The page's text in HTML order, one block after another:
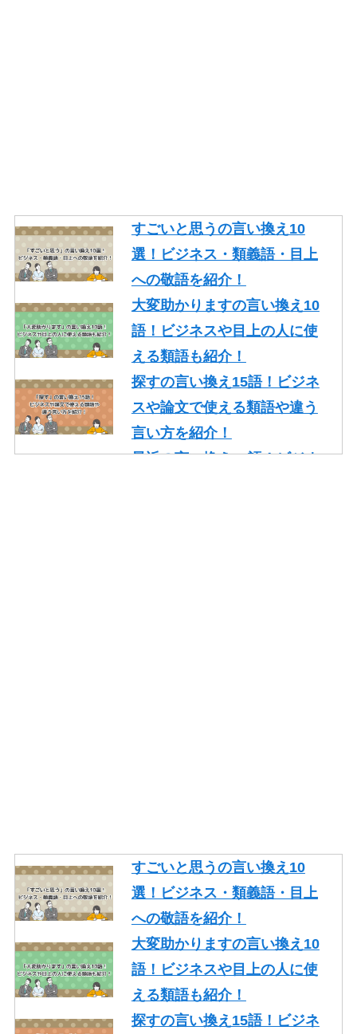
すごいと思うの言い換え10
選！ビジネス・類義語・目上
への敬語を紹介！
大変助かりますの言い換え10
語！ビジネスや目上の人に使
える類語も紹介！
探すの言い換え15語！ビジネ
スや論文で使える類語や違う
言い方を紹介！
最近の言い換え15語！ビジネ
ジネスや論文で使える類語も
紹介！
忙しいの言い換え10語！ビジ
ネスやメールで使える丁寧な
類語を紹介！
すごいと思うの言い換え10
選！ビジネス・類義語・目上
への敬語を紹介！
大変助かりますの言い換え10
語！ビジネスや目上の人に使
える類語も紹介！
探すの言い換え15語！ビジネ